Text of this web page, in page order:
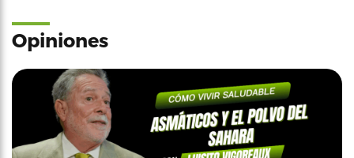
Opiniones